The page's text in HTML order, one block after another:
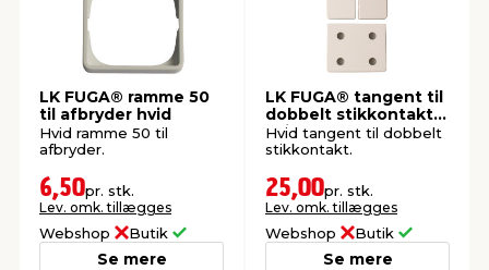
LK FUGA® ramme 50
til afbryder hvid
Hvid ramme 50 til
afbryder.
6,50pr. stk.
Lev. omk. tillægges
Webshop Butik
Se mere
LK FUGA® tangent til
dobbelt stikkontakt
hvid
Hvid tangent til dobbelt
stikkontakt.
25,00pr. stk.
Lev. omk. tillægges
Webshop Butik
Se mere